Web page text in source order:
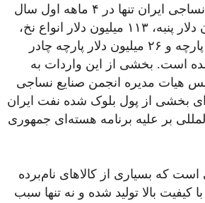
سازمان نساجی ایران تنها در ۴ ماهه اول سال
۹۳ بیش از ۳۴ میلیون دلار پنبه، ۱۱۳ میلیون دلار انواع نخ،
۹۷ میلیون دلار انواع پارچه و ۲۶ میلیون دلار پارچه چادر
است. بخشی از این واردات به
هیات مدیره انجمن صنایع نساجی
بخشی از پول بلوک شده نفت ایران
بر علیه برنامه هسته‌ای جمهوری
که بسیاری از کالاهای نام‌برده
کیفیت بالا تولید شده و نه تنها سبب